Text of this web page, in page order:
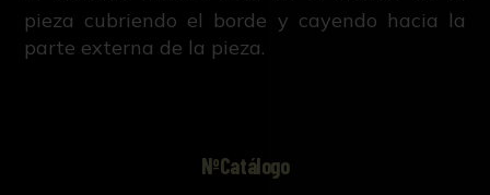
pieza cubriendo el borde y cayendo hacia la
parte externa de la pieza.
NºCatálogo